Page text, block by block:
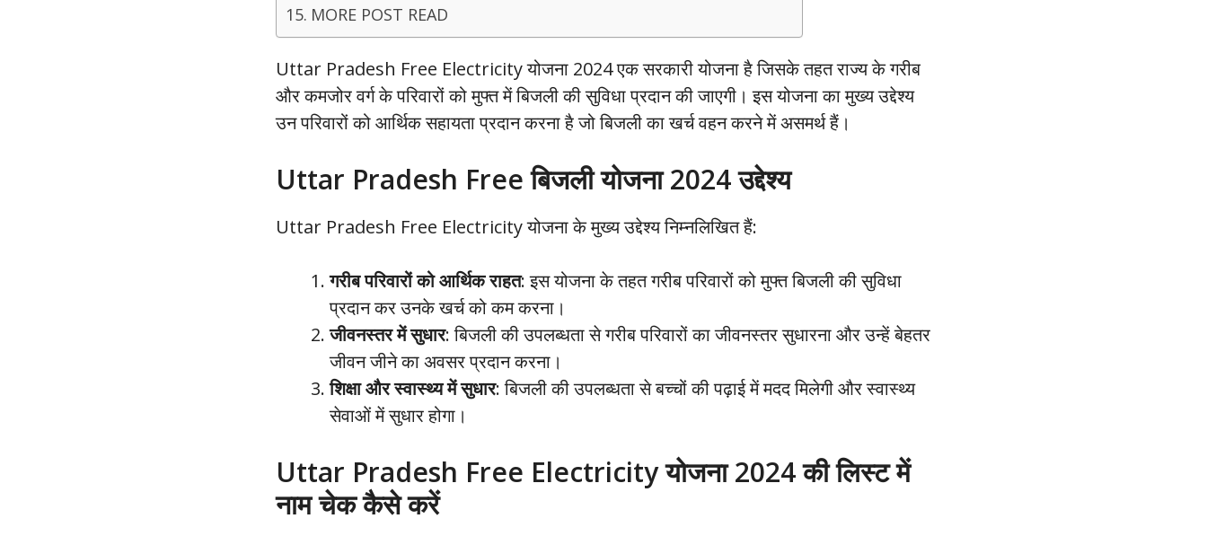
MORE POST READ
Uttar Pradesh Free Electricity योजना 2024 एक सरकारी योजना है जिसके तहत राज्य के गरीब
और कमजोर वर्ग के परिवारों को मुफ्त में बिजली की सुविधा प्रदान की जाएगी। इस योजना का मुख्य उद्देश्य
उन परिवारों को आर्थिक सहायता प्रदान करना है जो बिजली का खर्च वहन करने में असमर्थ हैं।
Uttar Pradesh Free बिजली योजना 2024 उद्देश्य
Uttar Pradesh Free Electricity योजना के मुख्य उद्देश्य निम्नलिखित हैं:
गरीब परिवारों को आर्थिक राहत: इस योजना के तहत गरीब परिवारों को मुफ्त बिजली की सुविधा
प्रदान कर उनके खर्च को कम करना।
जीवनस्तर में सुधार: बिजली की उपलब्धता से गरीब परिवारों का जीवनस्तर सुधारना और उन्हें बेहतर
जीवन जीने का अवसर प्रदान करना।
शिक्षा और स्वास्थ्य में सुधार: बिजली की उपलब्धता से बच्चों की पढ़ाई में मदद मिलेगी और स्वास्थ्य
सेवाओं में सुधार होगा।
Uttar Pradesh Free Electricity योजना 2024 की लिस्ट में
नाम चेक कैसे करें